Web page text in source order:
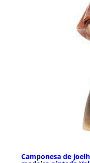
Camponesa de